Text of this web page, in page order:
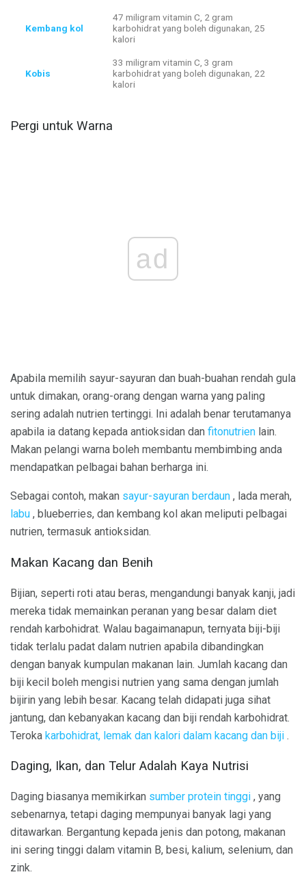
Kembang kol
47 miligram vitamin C, 2 gram
karbohidrat yang boleh digunakan, 25
kalori
Kobis
33 miligram vitamin C, 3 gram
karbohidrat yang boleh digunakan, 22
kalori
Pergi untuk Warna
ad
Apabila memilih sayur-sayuran dan buah-buahan rendah gula
untuk dimakan, orang-orang dengan warna yang paling
sering adalah nutrien tertinggi. Ini adalah benar terutamanya
apabila ia datang kepada antioksidan dan fitonutrien lain.
Makan pelangi warna boleh membantu membimbing anda
mendapatkan pelbagai bahan berharga ini.
Sebagai contoh, makan sayur-sayuran berdaun , lada merah,
labu , blueberries, dan kembang kol akan meliputi pelbagai
nutrien, termasuk antioksidan.
Makan Kacang dan Benih
Bijian, seperti roti atau beras, mengandungi banyak kanji, jadi
mereka tidak memainkan peranan yang besar dalam diet
rendah karbohidrat. Walau bagaimanapun, ternyata biji-biji
tidak terlalu padat dalam nutrien apabila dibandingkan
dengan banyak kumpulan makanan lain. Jumlah kacang dan
biji kecil boleh mengisi nutrien yang sama dengan jumlah
bijirin yang lebih besar. Kacang telah didapati juga sihat
jantung, dan kebanyakan kacang dan biji rendah karbohidrat.
Teroka karbohidrat, lemak dan kalori dalam kacang dan biji .
Daging, Ikan, dan Telur Adalah Kaya Nutrisi
Daging biasanya memikirkan sumber protein tinggi , yang
sebenarnya, tetapi daging mempunyai banyak lagi yang
ditawarkan. Bergantung kepada jenis dan potong, makanan
ini sering tinggi dalam vitamin B, besi, kalium, selenium, dan
zink.